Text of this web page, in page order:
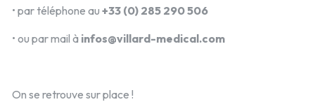
• par téléphone au +33 (0) 285 290 506
• ou par mail à infos@villard-medical.com
On se retrouve sur place !